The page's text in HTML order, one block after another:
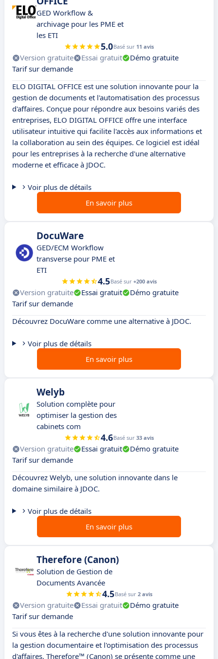
GED Workflow &
archivage pour les PME et
les ETI
5.0Basé sur 11 avis
Version gratuite Essai gratuit
Démo gratuite
Tarif sur demande
ELO DIGITAL OFFICE est une solution innovante pour la
gestion de documents et l'automatisation des processus
d'affaires. Conçue pour répondre aux besoins variés des
entreprises, ELO DIGITAL OFFICE offre une interface
utilisateur intuitive qui facilite l'accès aux informations et
la collaboration au sein des équipes. Ce logiciel est idéal
pour les entreprises à la recherche d'une alternative
moderne et efficace à JDOC.
Voir plus de détails
En savoir plus
DocuWare
GED/ECM Workflow
transverse pour PME et
ETI
4.5Basé sur +200 avis
Version gratuite Essai gratuit
Démo gratuite
Tarif sur demande
Découvrez DocuWare comme une alternative à JDOC.
Voir plus de détails
En savoir plus
Welyb
Solution complète pour
optimiser la gestion des
cabinets com
4.6Basé sur 33 avis
Version gratuite Essai gratuit
Démo gratuite
Tarif sur demande
Découvrez Welyb, une solution innovante dans le
domaine similaire à JDOC.
Voir plus de détails
En savoir plus
Therefore (Canon)
Solution de Gestion de
Documents Avancée
4.5Basé sur 2 avis
Version gratuite Essai gratuit
Démo gratuite
Tarif sur demande
Si vous êtes à la recherche d'une solution innovante pour
la gestion documentaire et l'optimisation des processus
d'affaires, Therefore™ (Canon) se présente comme une